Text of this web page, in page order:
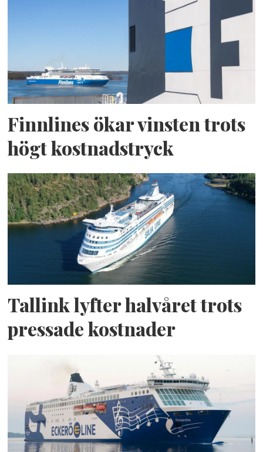
Finnlines ökar vinsten trots
högt kostnadstryck
Tallink lyfter halvåret trots
pressade kostnader